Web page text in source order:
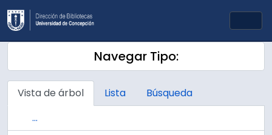
Skip to main content
Navegar Tipo:
Vista de árbol Lista
Búsqueda
...